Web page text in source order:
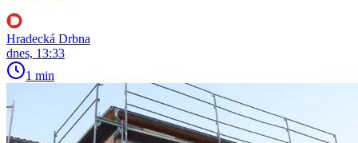
Hradecká Drbna
dnes, 13:33
1 min